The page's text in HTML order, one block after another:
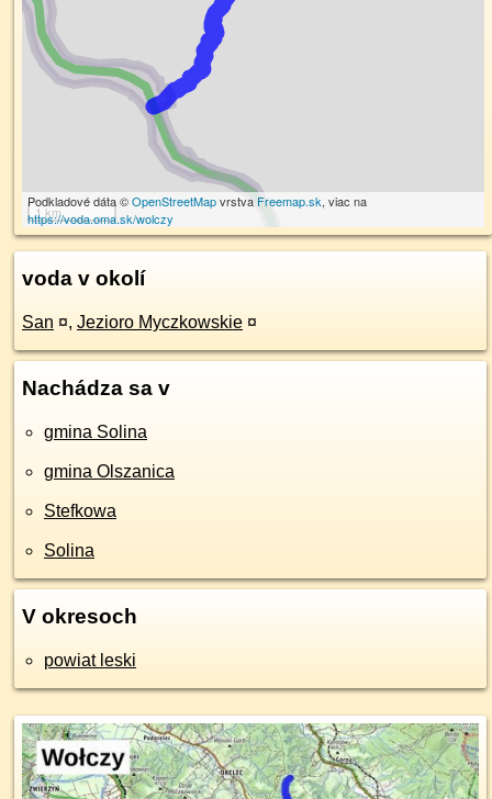
1 km
Podkladové dáta ©OpenStreetMapvrstva Freemap.sk, viac na
https://voda.oma.sk/wolczy
voda v okolí
San ¤, Jezioro Myczkowskie ¤
Nachádza sa v
gmina Solina
gmina Olszanica
Stefkowa
Solina
V okresoch
powiat leski